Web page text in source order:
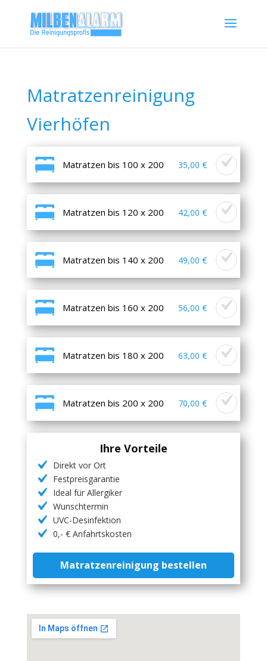
Matratzenreinigung
Vierhöfen
Matratzen bis 100 x 200 35,00 €
Matratzen bis 120 x 200 42,00 €
Matratzen bis 140 x 200 49,00 €
Matratzen bis 160 x 200 56,00 €
Matratzen bis 180 x 200 63,00 €
Matratzen bis 200 x 200 70,00 €
Ihre Vorteile
Direkt vor Ort
Festpreisgarantie
Ideal für Allergiker
Wunschtermin
UVC-Desinfektion
0,- € Anfahrtskosten
Matratzenreinigung bestellen